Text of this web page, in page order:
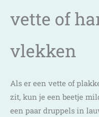
vette of
vlekken
Als er een vette of
zit, kun je een beetje
een paar druppels in